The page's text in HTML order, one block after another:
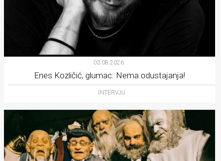
03.08.2026.
Enes Kozličić, glumac: Nema odustajanja!
INTERVJU